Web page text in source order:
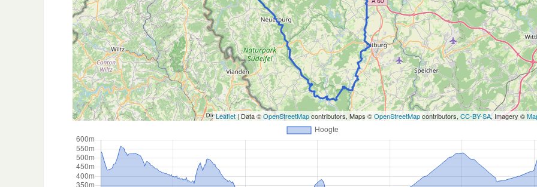
Leaflet | Data ©OpenStreetMapcontributors, Maps ©OpenStreetMapcontributors, CC-BY-SA, Imagery ©